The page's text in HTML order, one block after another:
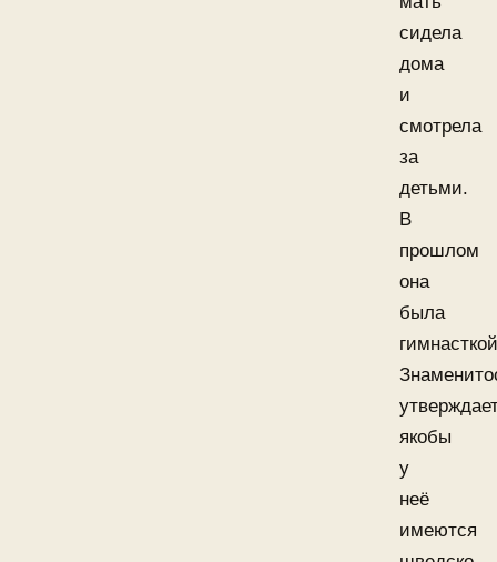
сидела
дома
и
смотрела
за
детьми.
В
прошлом
она
была
якобы
у
неё
имеются